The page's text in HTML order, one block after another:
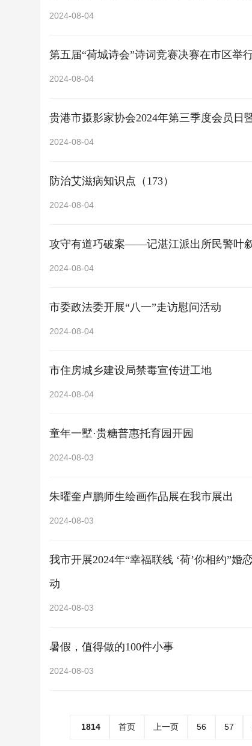
2024-08-04
第五届“荷城诗会”诗词竞赛决赛在市区举
2024-08-04
贵港市摄影家协会2024年第三季度会员
2024-08-04
防治艾滋病知识点（173）
2024-08-04
攻守有道巧破案——记湛江派出所民警叶
2024-08-04
市委政法委开展“八一”走访慰问活动
2024-08-04
市住房城乡建设局禁毒宣传进工地
2024-08-04
童年一墅·贵糖普惠托育园开园
2024-08-03
朱曜奎卢鹏师生绘画作品展在我市展出
2024-08-03
我市开展2024年“幸福联线 ‘荷’你相约”
动
2024-08-03
暑假，值得做的100件小事
2024-08-03
1814 首页 上一页 56 57